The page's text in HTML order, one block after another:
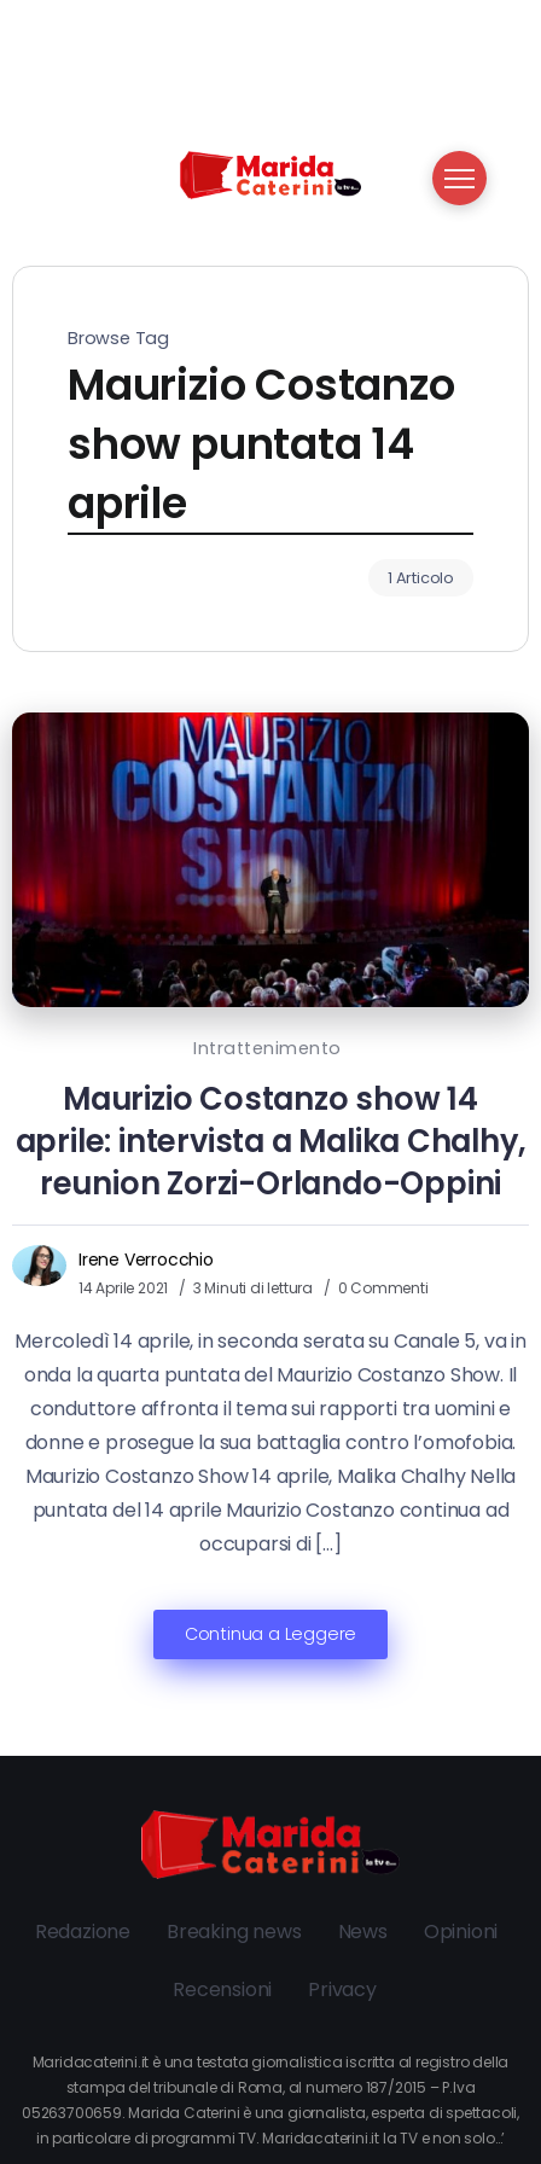
Browse Tag
Maurizio Costanzo
show puntata 14
aprile
1 Articolo
Intrattenimento
Maurizio Costanzo show 14
aprile: intervista a Malika Chalhy,
reunion Zorzi-Orlando-Oppini
Irene Verrocchio
14 Aprile 2021 3 Minuti di lettura 0 Commenti
Mercoledì 14 aprile, in seconda serata su Canale 5, va in
onda la quarta puntata del Maurizio Costanzo Show. Il
conduttore affronta il tema sui rapporti tra uomini e
donne e prosegue la sua battaglia contro l’omofobia.
Maurizio Costanzo Show 14 aprile, Malika Chalhy Nella
puntata del 14 aprile Maurizio Costanzo continua ad
occuparsi di […]
Continua a Leggere
Redazione Breaking news News Opinioni
Recensioni Privacy
Maridacaterini.it è una testata giornalistica iscritta al registro della
stampa del tribunale di Roma, al numero 187/2015 – P.Iva
05263700659. Marida Caterini è una giornalista, esperta di spettacoli,
in particolare di programmi TV. Maridacaterini.it la TV e non solo…’